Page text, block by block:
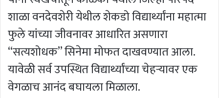
शाळा वनदेवशेरी येथील शेकडो विद्यार्थ्यांना महात्मा
फुले यांच्या जीवनावर आधारित असणारा
“सत्यशोधक” सिनेमा मोफत दाखवण्यात आला.
यावेळी सर्व उपस्थित विद्यार्थ्यांच्या चेहऱ्यावर एक
वेगळाच आनंद बघायला मिळाला.